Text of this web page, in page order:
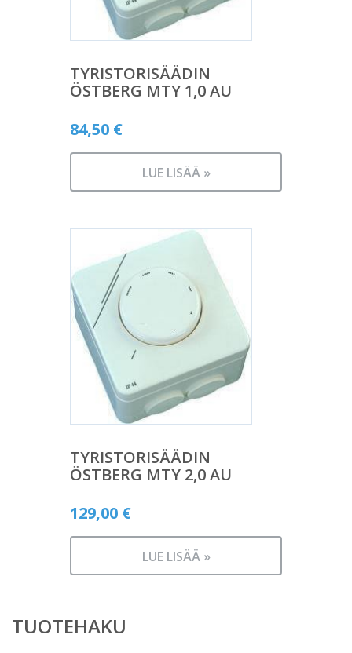
TYRISTORISÄÄDIN
ÖSTBERG MTY 1,0 AU
84,50 €
LUE LISÄÄ »
TYRISTORISÄÄDIN
ÖSTBERG MTY 2,0 AU
129,00 €
LUE LISÄÄ »
TUOTEHAKU